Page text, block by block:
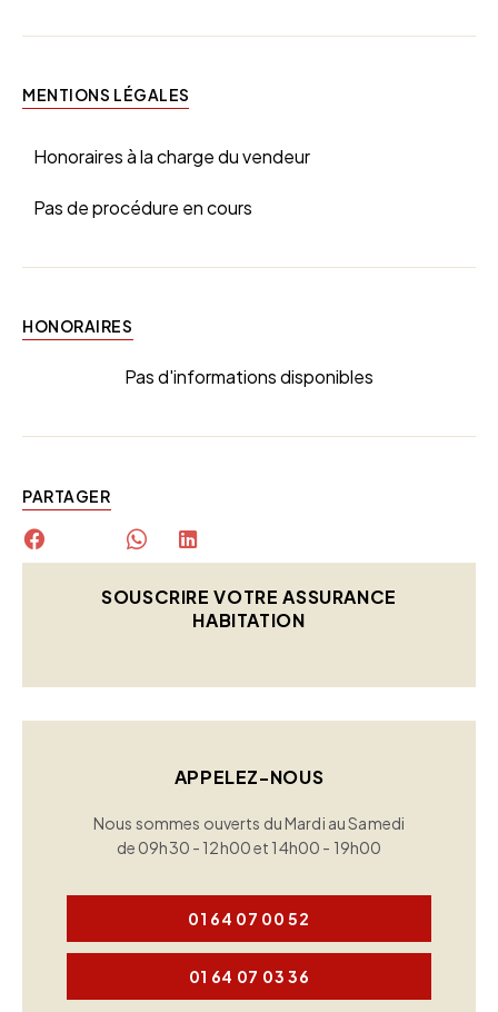
MENTIONS LÉGALES
Honoraires à la charge du vendeur
Pas de procédure en cours
HONORAIRES
Pas d'informations disponibles
PARTAGER
SOUSCRIRE VOTRE ASSURANCE
HABITATION
APPELEZ-NOUS
Nous sommes ouverts du Mardi au Samedi
de 09h30 - 12h00 et 14h00 - 19h00
01 64 07 00 52
01 64 07 03 36